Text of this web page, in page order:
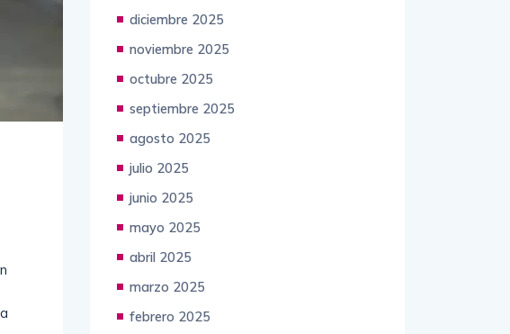
enero 2026
diciembre 2025
noviembre 2025
octubre 2025
septiembre 2025
agosto 2025
julio 2025
junio 2025
mayo 2025
abril 2025
marzo 2025